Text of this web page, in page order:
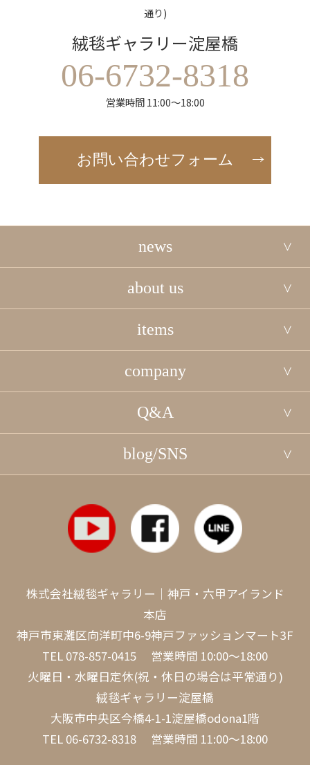
通り)
絨毯ギャラリー淀屋橋
06-6732-8318
営業時間 11:00～18:00
お問い合わせフォーム
news
about us
items
company
Q&A
blog/SNS
株式会社絨毯ギャラリー｜神戸・六甲アイランド
本店
神戸市東灘区向洋町中6-9神戸ファッションマート3F
TEL 078-857-0415 営業時間 10:00～18:00
火曜日・水曜日定休(祝・休日の場合は平常通り)
絨毯ギャラリー淀屋橋
大阪市中央区今橋4-1-1淀屋橋odona1階
TEL 06-6732-8318 営業時間 11:00～18:00